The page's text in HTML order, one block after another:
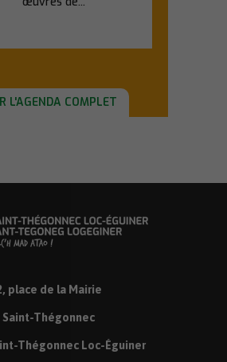
L'AGENDA COMPLET
place de la Mairie
Saint-Thégonnec
Thégonnec Loc-Éguiner